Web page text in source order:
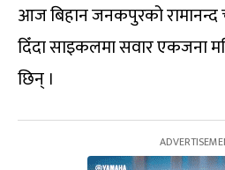
आज बिहान जनकपुरको
दिँदा साइकलमा सवार एकजना
छिन् ।